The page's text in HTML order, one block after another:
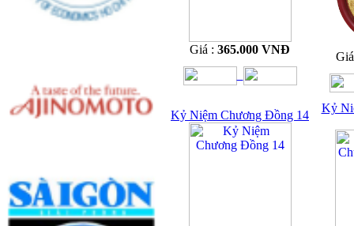
Giá : 365.000 VNĐ
Kỷ Niệm Chương Đồng 14
Kỷ